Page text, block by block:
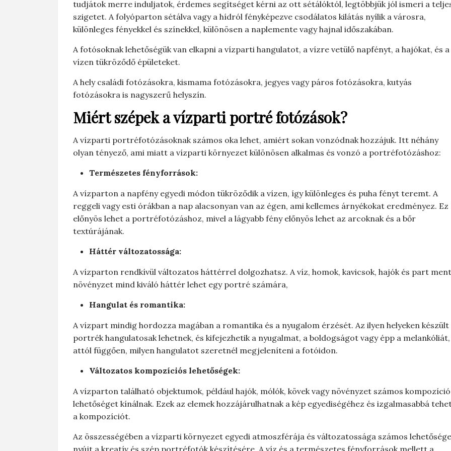
tudjátok merre induljatok, érdemes segítséget kérni az ott sétálóktól, legtöbbjük jól ismeri a
szigetet. A folyóparton sétálva vagy a hídról fényképezve csodálatos kilátás nyílik a városra,
különleges fényekkel és színekkel, különösen a naplemente vagy hajnal időszakában.
A fotósoknak lehetőségük van elkapni a vízparti hangulatot, a vízre vetülő napfényt, a hajókat, és a
vízen tükröződő épületeket.
A hely családi fotózásokra, kismama fotózásokra, jegyes vagy páros fotózásokra, kutyás
fotózásokra is nagyszerű helyszín.
Miért szépek a vízparti portré fotózások?
A vízparti portréfotózásoknak számos oka lehet, amiért sokan vonzódnak hozzájuk. Itt néhány
olyan tényező, ami miatt a vízparti környezet különösen alkalmas és vonzó a portréfotózáshoz:
Természetes fényforrások:
A vízparton a napfény egyedi módon tükröződik a vízen, így különleges és puha fényt teremt. A
reggeli vagy esti órákban a nap alacsonyan van az égen, ami kellemes árnyékokat eredményez. Ez
előnyös lehet a portréfotózáshoz, mivel a lágyabb fény előnyös lehet az arcoknak és a bőr
textúrájának.
Háttér változatossága:
A vízparton rendkívül változatos háttérrel dolgozhatsz. A víz, homok, kavicsok, hajók és part
növényzet mind kiváló háttér lehet egy portré számára,
Hangulat és romantika:
A vízpart mindig hordozza magában a romantika és a nyugalom érzését. Az ilyen helyeken készült
portrék hangulatosak lehetnek, és kifejezhetik a nyugalmat, a boldogságot vagy épp a melankóliát,
attól függően, milyen hangulatot szeretnél megjeleníteni a fotóidon.
Változatos kompozíciós lehetőségek:
A vízparton található objektumok, például hajók, mólók, kövek vagy növényzet számos
lehetőséget kínálnak. Ezek az elemek hozzájárulhatnak a kép egyediségéhez és izgalmasabbá
a kompozíciót.
Az összességében a vízparti környezet egyedi atmoszférája és változatossága számos
nyújt a kreatív és szép portréfotók készítésére. A víz és a természetes fényforrások mellett a